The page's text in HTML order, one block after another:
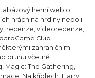
herní web o
hrách na hrdiny neboli
recenze, videorecenze,
Club.
zahraničními
druhu včetně
Magic: The Gathering,
Na křídlech, Harry